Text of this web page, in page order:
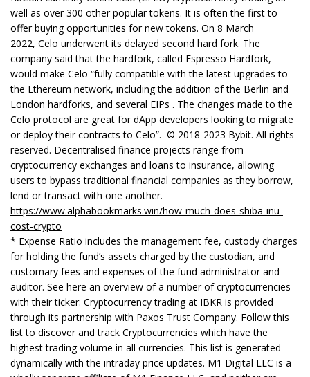
well as over 300 other popular tokens. It is often the first to
offer buying opportunities for new tokens. On 8 March
2022, Celo underwent its delayed second hard fork. The
company said that the hardfork, called Espresso Hardfork,
would make Celo “fully compatible with the latest upgrades to
the Ethereum network, including the addition of the Berlin and
London hardforks, and several EIPs . The changes made to the
Celo protocol are great for dApp developers looking to migrate
or deploy their contracts to Celo”. © 2018-2023 Bybit. All rights
reserved. Decentralised finance projects range from
cryptocurrency exchanges and loans to insurance, allowing
users to bypass traditional financial companies as they borrow,
lend or transact with one another.
https://www.alphabookmarks.win/how-much-does-shiba-inu-
cost-crypto
* Expense Ratio includes the management fee, custody charges
for holding the fund’s assets charged by the custodian, and
customary fees and expenses of the fund administrator and
auditor. See here an overview of a number of cryptocurrencies
with their ticker: Cryptocurrency trading at IBKR is provided
through its partnership with Paxos Trust Company. Follow this
list to discover and track Cryptocurrencies which have the
highest trading volume in all currencies. This list is generated
dynamically with the intraday price updates. M1 Digital LLC is a